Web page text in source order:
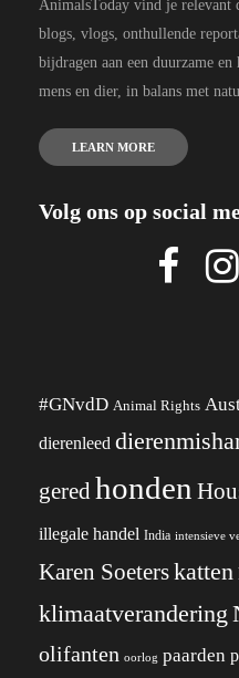
AnimalsToday vind je relevant
blogs, vlogs, onthullende
bijdragen aan een duurzame
mens en dier, in balans met
LEARN MORE
Volg ons op social
#GNvdD Animal Rights
dierenleed
geredhonden
illegale handel India intensieve
Karen Soeterskatten
klimaatverandering
olifanten oorlog paarden